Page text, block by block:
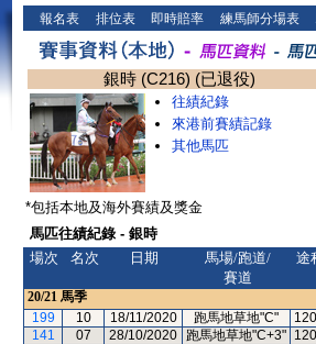
報名表 排位表 即時賠率 練馬師分場表
銀時 (C216) (已退役)
往績紀錄
來港前賽績記錄
其他馬匹
*包括本地及海外賽績及獎金
馬匹往績紀錄 - 銀時
場次
名次 日期
馬場/跑道/
賽道
途
20/21 馬季
199
10 18/11/2020 跑馬地草地"C"
141
07 28/10/2020 跑馬地草地"C+3"